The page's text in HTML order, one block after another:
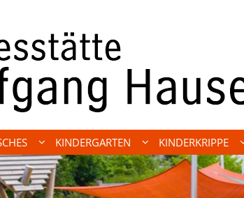
KINDERGARTEN KINDERKRIPPE